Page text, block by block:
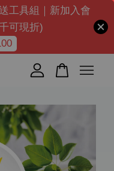
工具組｜新加入會
可現折)
是空的。